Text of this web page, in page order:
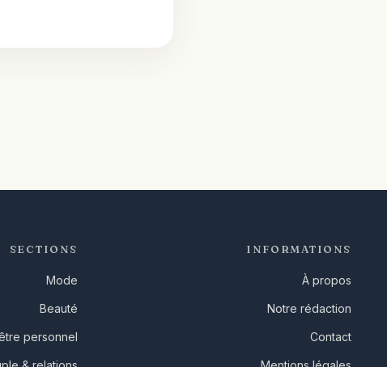
SECTIONS
Mode
Beauté
personnel
INFORMATIONS
À propos
Notre rédaction
Contact